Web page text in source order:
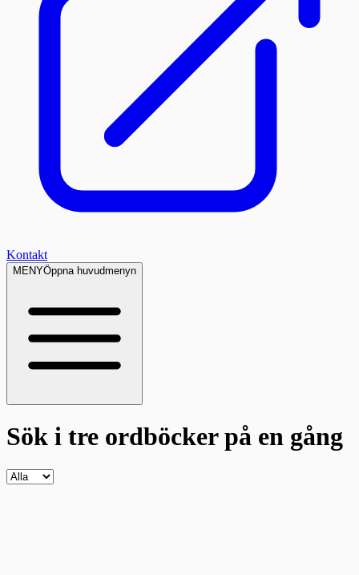
Kontakt
MENYÖppna huvudmenyn
Sök i tre ordböckerpå en gång